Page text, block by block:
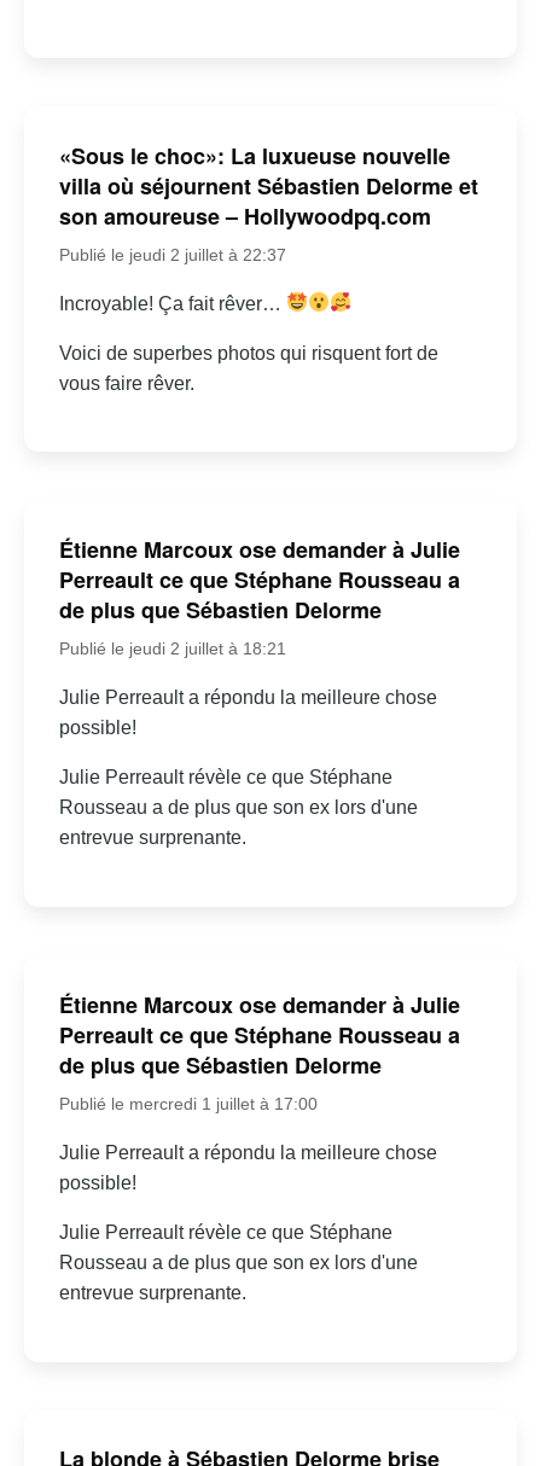
«Sous le choc»: La luxueuse nouvelle
villa où séjournent Sébastien Delorme et
son amoureuse – Hollywoodpq.com
Publié le jeudi 2 juillet à 22:37
Incroyable! Ça fait rêver…
Voici de superbes photos qui risquent fort de
vous faire rêver.
Étienne Marcoux ose demander à Julie
Perreault ce que Stéphane Rousseau a
de plus que Sébastien Delorme
Publié le jeudi 2 juillet à 18:21
Julie Perreault a répondu la meilleure chose
possible!
Julie Perreault révèle ce que Stéphane
Rousseau a de plus que son ex lors d'une
entrevue surprenante.
Étienne Marcoux ose demander à Julie
Perreault ce que Stéphane Rousseau a
de plus que Sébastien Delorme
Publié le mercredi 1 juillet à 17:00
Julie Perreault a répondu la meilleure chose
possible!
Julie Perreault révèle ce que Stéphane
Rousseau a de plus que son ex lors d'une
entrevue surprenante.
La blonde à Sébastien Delorme brise